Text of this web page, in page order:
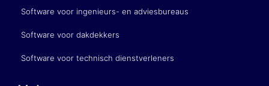
Software voor ingenieurs- en adviesbureaus
Software voor dakdekkers
Software voor technisch dienstverleners